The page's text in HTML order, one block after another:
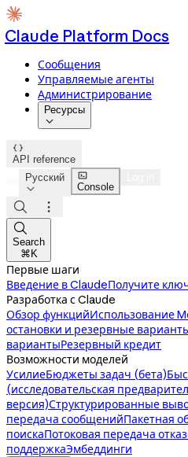
Claude Platform Docs
Сообщения
Управляемые агенты
Администрирование
Ресурсы


API reference
Русский


Console



Search
⌘K
Первые шаги
Введение в ClaudeПолучите
Разработка с Claude
Обзор функцийИспользование
остановки и резервные
вариантыРезервный кредит
Возможности моделей
УсилиеБюджеты задач (бета)
(исследовательская
версия)Структурированные
передача сообщенийПакетная
поискаПотоковая передача
поддержкаЭмбеддинги